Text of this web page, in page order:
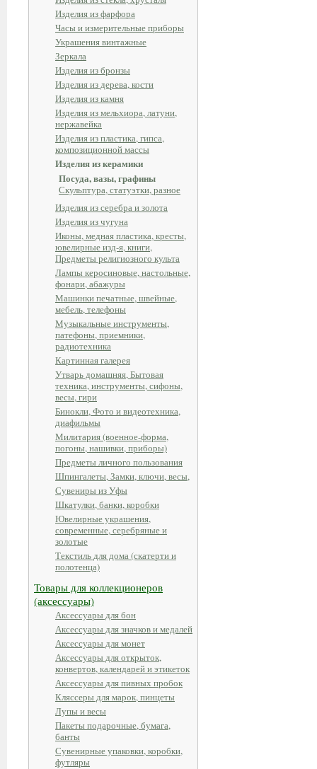
Изделия из фарфора
Часы и измерительные приборы
Украшения винтажные
Зеркала
Изделия из бронзы
Изделия из дерева, кости
Изделия из камня
Изделия из мельхиора, латуни,
нержавейка
Изделия из пластика, гипса,
композиционной массы
Изделия из керамики
Посуда, вазы, графины
Скульптура, статуэтки, разное
Изделия из серебра и золота
Изделия из чугуна
Иконы, медная пластика, кресты,
ювелирные изд-я, книги,
Предметы религиозного культа
Лампы керосиновые, настольные,
фонари, абажуры
Машинки печатные, швейные,
мебель, телефоны
Музыкальные инструменты,
патефоны, приемники,
радиотехника
Картинная галерея
Утварь домашняя, Бытовая
техника, инструменты, сифоны,
весы, гири
Бинокли, Фото и видеотехника,
диафильмы
Милитария (военное-форма,
погоны, нашивки, приборы)
Предметы личного пользования
Шпингалеты, Замки, ключи, весы,
Сувениры из Уфы
Шкатулки, банки, коробки
Ювелирные украшения,
современные, серебряные и
золотые
Текстиль для дома (скатерти и
полотенца)
Товары для коллекционеров
(аксессуары)
Аксессуары для бон
Аксессуары для значков и медалей
Аксессуары для монет
Аксессуары для открыток,
конвертов, календарей и этикеток
Аксессуары для пивных пробок
Кляссеры для марок, пинцеты
Лупы и весы
Пакеты подарочные, бумага,
банты
Сувенирные упаковки, коробки,
футляры